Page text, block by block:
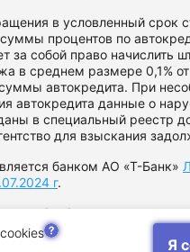
в условленный срок
процентов по
за собой право начислить
в среднем размере 0,1% от
автокредита. При
автокредита данные о
в специальный реестр
для взыскания
банком АО «Т-Банк»
г.
обработки
рассылку
Я